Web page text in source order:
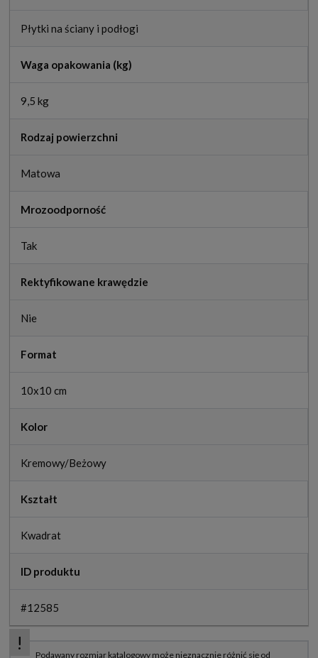
Płytki na ściany i podłogi
Waga opakowania (kg)
9,5 kg
Rodzaj powierzchni
Matowa
Mrozoodporność
Tak
Rektyfikowane krawędzie
Nie
Format
10x10 cm
Kolor
Kremowy/Beżowy
Kształt
Kwadrat
ID produktu
#12585